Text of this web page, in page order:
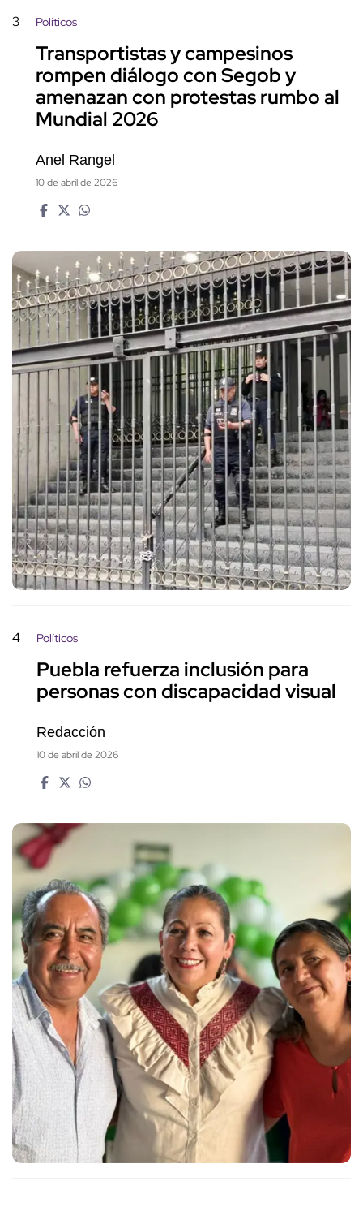
3 Políticos
Transportistas y campesinos
rompen diálogo con Segob y
amenazan con protestas rumbo al
Mundial 2026
Anel Rangel
10 de abril de 2026
4 Políticos
Puebla refuerza inclusión para
personas con discapacidad visual
Redacción
10 de abril de 2026